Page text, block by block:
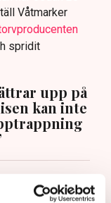
Våtmarker
spridit
upp på
kan inte